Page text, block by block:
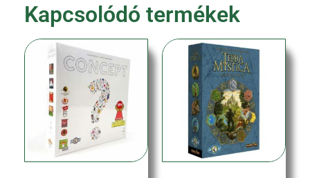
Kapcsolódó termékek